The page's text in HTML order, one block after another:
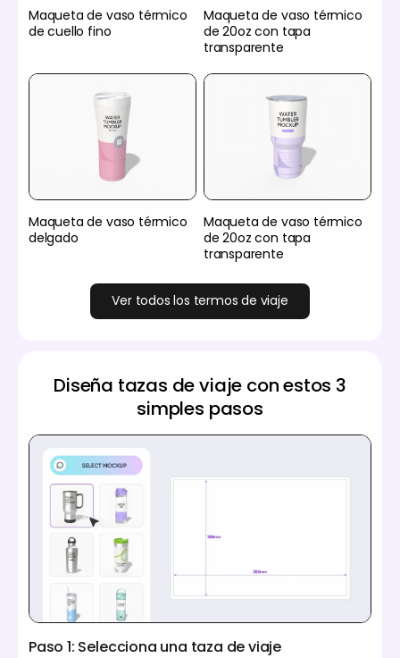
Maqueta de vaso térmico
de cuello fino
Maqueta de vaso térmico
de 20oz con tapa
transparente
Maqueta de vaso térmico
delgado
Maqueta de vaso térmico
de 20oz con tapa
transparente
Ver todos los termos de viaje
Diseña tazas de viaje con estos 3
simples pasos
Paso 1: Selecciona una taza de viaje